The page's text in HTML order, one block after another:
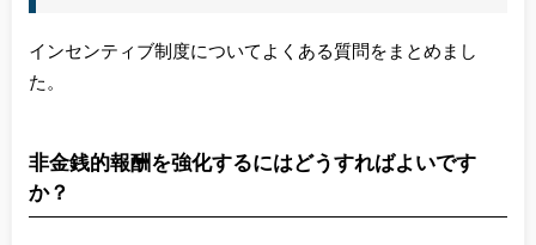
インセンティブ制度についてよくある質問をまとめまし
た。
非金銭的報酬を強化するにはどうすればよいです
か？